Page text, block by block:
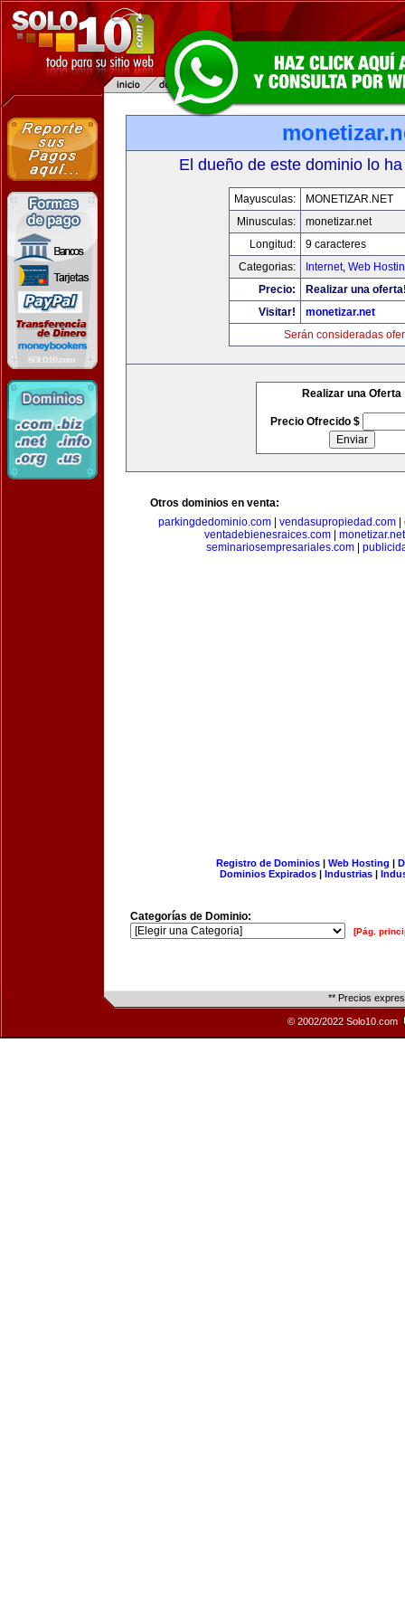
El dueño de este dominio lo
Mayusculas:
MONETIZAR.NET
Minusculas:
monetizar.net
Longitud:
9 caracteres
Categorias:
Internet, Web
Precio:
Realizar una
Visitar!
monetizar.net
Serán consideradas
Realizar una Oferta
Precio Ofrecido $
Otros dominios en venta:
parkingdedominio.com| vendasupropiedad.com|
ventadebienesraices.com
monetizar.net
seminariosempresariales.com
Registro de Dominios| Web Hosting |
Dominios Expirados | Industrias |
Categorías de Dominio:
[Pág.
** Precios
© 2002/2022 Solo10.com